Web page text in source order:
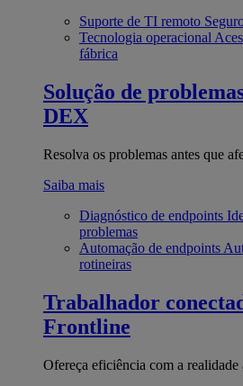
Suporte de TI remoto
Tecnologia operacional
fábrica
Solução de
DEX
Resolva os problemas antes que
Saiba mais
Diagnóstico de endpoints
problemas
Automação de endpoints
rotineiras
Trabalhador
Frontline
Ofereça eficiência com a realidade